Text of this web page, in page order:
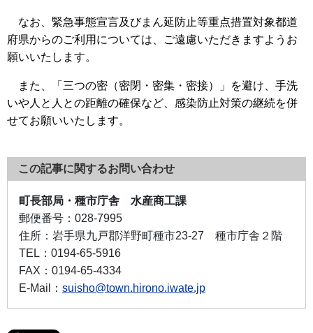
なお、緊急事態宣言及びまん延防止等重点措置対象都道
府県からのご利用については、ご遠慮いただきますようお
願いいたします。
また、「三つの密（密閉・密集・密接）」を避け、手洗
いや人と人との距離の確保など、感染防止対策の継続を併
せてお願いいたします。
この記事に関するお問い合わせ
町長部局・種市庁舎 水産商工課
郵便番号： 028-7995
住所： 岩手県九戸郡洋野町種市23-27 種市庁舎２階
TEL： 0194-65-5916
FAX： 0194-65-4334
E-Mail： suisho@town.hirono.iwate.jp